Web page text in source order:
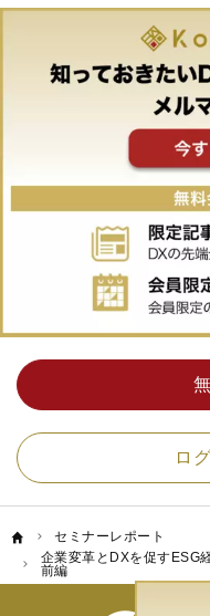
ロ
セミナーレポート
企業変革とDXを促すESG
前編